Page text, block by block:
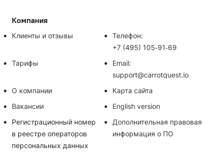
Компания
Клиенты и отзывы
Телефон:
+7 (495) 105‑91‑69
Тарифы
Email:
support@carrotquest.io
О компании
Карта сайта
Вакансии
English version
Регистрационный номер
в реестре операторов
персональных данных
Дополнительная правовая
информация о ПО